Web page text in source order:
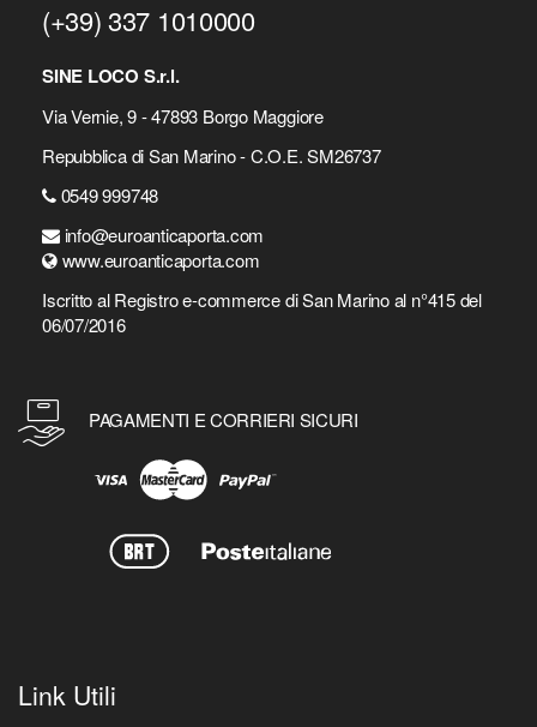
(+39) 337 1010000
SINE LOCO S.r.l.
Via Vernie, 9 - 47893 Borgo Maggiore
Repubblica di San Marino - C.O.E. SM26737
0549 999748
info@euroanticaporta.com
www.euroanticaporta.com
Iscritto al Registro e-commerce di San Marino al n°415 del
06/07/2016
PAGAMENTI E CORRIERI SICURI
Link Utili